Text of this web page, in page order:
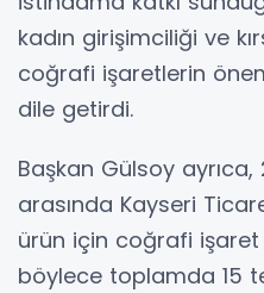
kadın girişimciliği ve
coğrafi işaretlerin
dile getirdi.
Başkan Gülsoy ayrıca,
arasında Kayseri
ürün için coğrafi işaret
böylece toplamda 15